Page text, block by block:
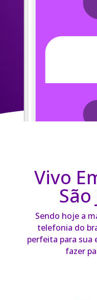
Vivo
Sendo hoje a
telefonia do
perfeita para sua
fazer